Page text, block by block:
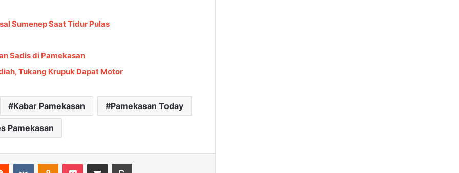
Sumenep Saat Tidur Pulas
Sadis di Pamekasan
Tukang Krupuk Dapat Motor
Kabar Pamekasan Pamekasan Today
Pamekasan